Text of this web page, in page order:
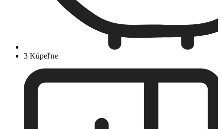
3 Kúpeľne